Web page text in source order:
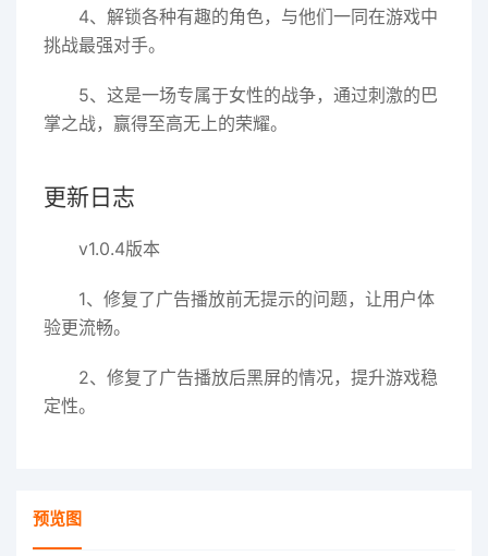
4、解锁各种有趣的角色，与他们一同在游戏中
挑战最强对手。
5、这是一场专属于女性的战争，通过刺激的巴
掌之战，赢得至高无上的荣耀。
更新日志
v1.0.4版本
1、修复了广告播放前无提示的问题，让用户体
验更流畅。
2、修复了广告播放后黑屏的情况，提升游戏稳
定性。
预览图